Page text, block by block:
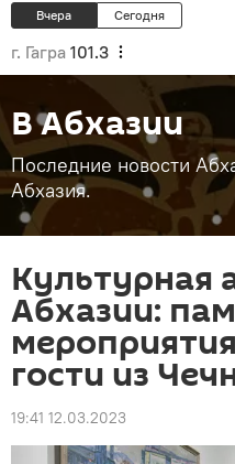
Вчера Сегодня
г. Гагра 101.3
В Абхазии
Последние новости
Абхазия.
Культурная
Абхазии:
гости из
19:41 12.03.2023